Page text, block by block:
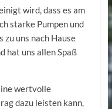
wird, dass es am
starke Pumpen und
uns nach Hause
hat uns allen Spaß
wertvolle
dazu leisten kann,